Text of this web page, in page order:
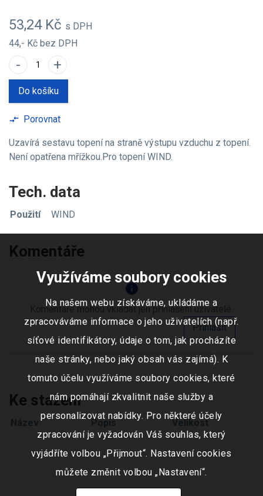
53,24 Kč s DPH
44,- Kč bez DPH
- +
Do košíku
compare_arrows Porovnat
Uzavírá sestavu topení na straně výstupu vzduchu z topení.
Není opatřena mřížkou.Pro topení WIND.
Tech. data
Použití WIND
Komentáře
info
Komentáře mohou vkládat jen přihlášení uživatelé.
Přihlásit
Ke stažení
Název Popis Velikost
Využíváme soubory cookies
Na našem webu získáváme, ukládáme a
zpracováváme informace o jeho uživatelích (např.
síťové identifikátory, údaje o tom, jak procházíte
naše stránky, nebo jaký obsah vás zajímá). K
tomuto účelu využíváme soubory cookies, které
nám pomáhají zkvalitnit naše služby a
personalizovat nabídky. Pro některé účely
zpracování je vyžadován Váš souhlas, který
vyjádříte volbou „Přijmout“. Nastavení cookies
můžete změnit volbou „Nastavení“.